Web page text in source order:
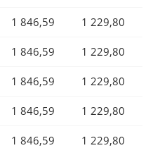
1 846,59 1 229,80
1 846,59 1 229,80
1 846,59 1 229,80
1 846,59 1 229,80
1 846,59 1 229,80